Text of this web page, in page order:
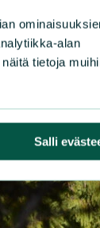
alan
tietoja
Salli